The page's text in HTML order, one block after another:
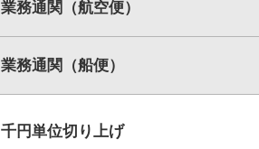
業務通関（航空便）
業務通関（船便）
千円単位切り上げ